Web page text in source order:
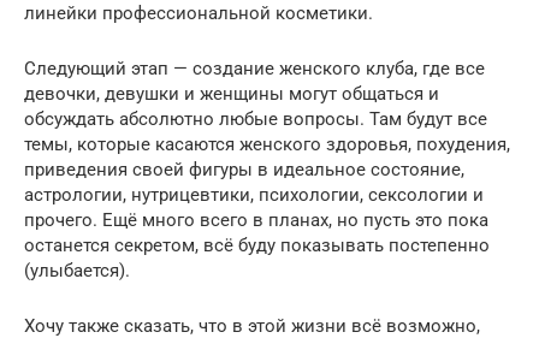
линейки профессиональной косметики.
Следующий этап — создание женского клуба, где все
девочки, девушки и женщины могут общаться и
обсуждать абсолютно любые вопросы. Там будут все
темы, которые касаются женского здоровья, похудения,
приведения своей фигуры в идеальное состояние,
астрологии, нутрицевтики, психологии, сексологии и
прочего. Ещё много всего в планах, но пусть это пока
останется секретом, всё буду показывать постепенно
(улыбается).
Хочу также сказать, что в этой жизни всё возможно,